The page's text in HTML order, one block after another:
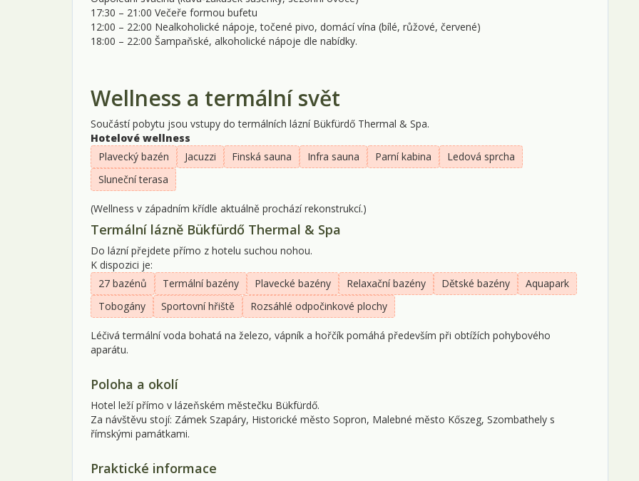
17:30 – 21:00 Večeře formou bufetu
12:00 – 22:00 Nealkoholické nápoje, točené pivo, domácí vína (bílé, růžové, červené)
18:00 – 22:00 Šampaňské, alkoholické nápoje dle nabídky.
Wellness a termální svět
Součástí pobytu jsou vstupy do termálních lázní Bükfürdő Thermal & Spa.
Hotelové wellness
Plavecký bazén
Jacuzzi Finská sauna Infra sauna Parní kabina
Ledová sprcha
Sluneční terasa
(Wellness v západním křídle aktuálně prochází rekonstrukcí.)
Termální lázně Bükfürdő Thermal & Spa
Do lázní přejdete přímo z hotelu suchou nohou.
K dispozici je:
27 bazénů
Termální bazény Plavecké bazény Relaxační bazény Dětské bazény
Aquapark
Tobogány
Sportovní hřiště Rozsáhlé odpočinkové plochy
Léčivá termální voda bohatá na železo, vápník a hořčík pomáhá především při obtížích pohybového
aparátu.
Poloha a okolí
Hotel leží přímo v lázeňském městečku Bükfürdő.
Za návštěvu stojí: Zámek Szapáry, Historické město Sopron, Malebné město Kőszeg, Szombathely s
římskými památkami.
Praktické informace